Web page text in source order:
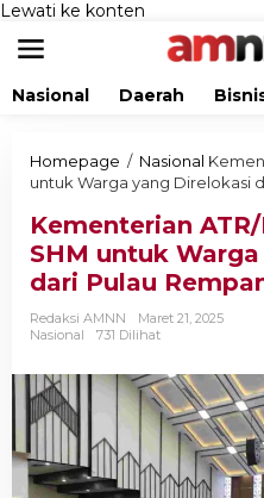
Lewati ke konten
Nasional Daerah
Homepage / Nasional
untuk Warga yang Direlokasi
Kementerian
SHM untuk
dari Pulau
Redaksi AMNN
Maret 21, 2025
Nasional
731 Dilihat